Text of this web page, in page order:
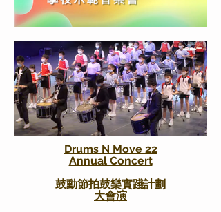
ドラムス・アンド・ム
ーブ II フィナーレコン
サート
1/7/23 @沙田市庁舎講堂
神保明とジェフ・クイ
🏆チャンピオン: Luke Jozsua
Danneil Lumunon (ケプリ)
準優勝：楊城（深圳市）
準優勝：トツァポン・ルング
タイ（パトゥムタニ）
カテゴリ 4: アジア太平洋地
域プロフェッショナル スネ
ア カテゴリー (アジア太平洋
地域のドラマー、ヤング パ
ーソン ジュニア アドバンス -
12 歳以下 (APYJS) 全員が参加
可能)
🏆チャンピオン: 谢明豫（天
Drums N Move 22
​Annual Concert
鼓動節拍鼓樂實踐計劃
大會演